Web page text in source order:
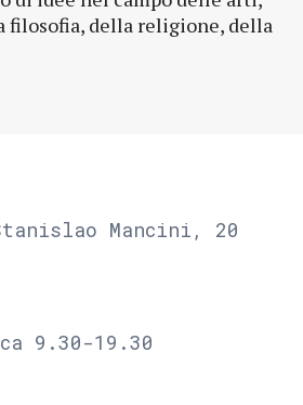
filosofia, della religione, della
Mancini, 20
9.30-19.30